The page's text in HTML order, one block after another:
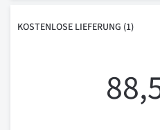
KOSTENLOSE LIEFERUNG (1)